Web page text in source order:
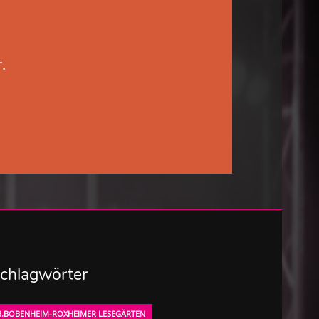
ROXHEIMER LESEGÄRTEN